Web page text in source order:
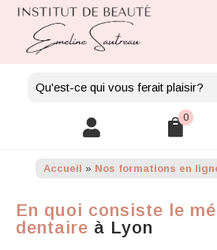
 0
Accueil » Nos formations en
En quoi consiste le
dentaire à Lyon